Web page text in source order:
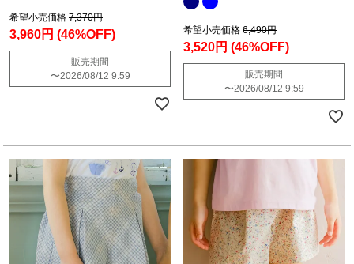
希望小売価格 7,370円
3,960円 (46%OFF)
販売期間
〜2026/08/12 9:59
希望小売価格 6,490円
3,520円 (46%OFF)
販売期間
〜2026/08/12 9:59